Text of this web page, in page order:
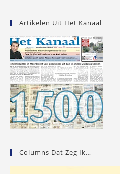
Actie
Artikelen Uit Het Kanaal
Columns Dat Zeg Ik…